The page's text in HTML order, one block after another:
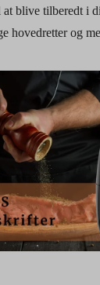
blive tilberedt i
hovedretter og